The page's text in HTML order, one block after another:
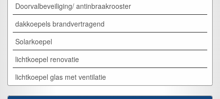
Doorvalbeveiliging/ antinbraakrooster
dakkoepels brandvertragend
Solarkoepel
lichtkoepel renovatie
lichtkoepel glas met ventilatie